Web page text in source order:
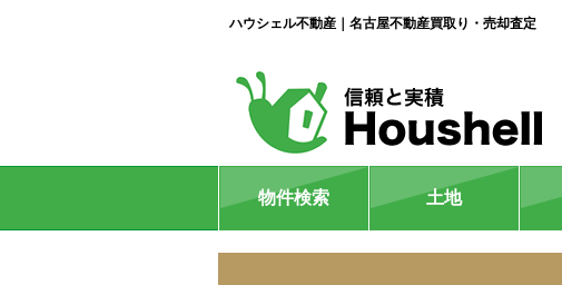
ハウシェル不動産｜名古屋不動産買取り・売却査定
物件検索 土地
マ
戸